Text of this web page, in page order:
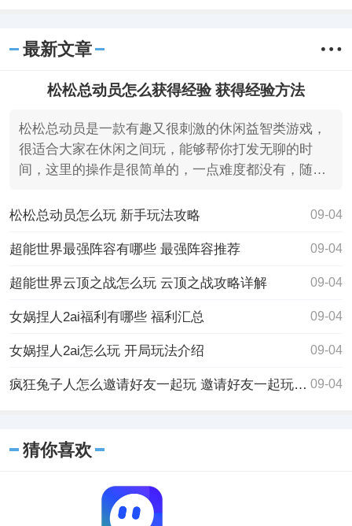
都可以
最新文章
松松总动员怎么获得经验 获得经验方法
松松总动员是一款有趣又很刺激的休闲益智类游戏，
很适合大家在休闲之间玩，能够帮你打发无聊的时
间，这里的操作是很简单的，一点难度都没有，随时
松松总动员怎么玩 新手玩法攻略 09-04
超能世界最强阵容有哪些 最强阵容推荐 09-04
超能世界云顶之战怎么玩 云顶之战攻略详解 09-04
女娲捏人2ai福利有哪些 福利汇总 09-04
女娲捏人2ai怎么玩 开局玩法介绍 09-04
疯狂兔子人怎么邀请好友一起玩 邀请好友一起玩方法介绍 09-04
猜你喜欢